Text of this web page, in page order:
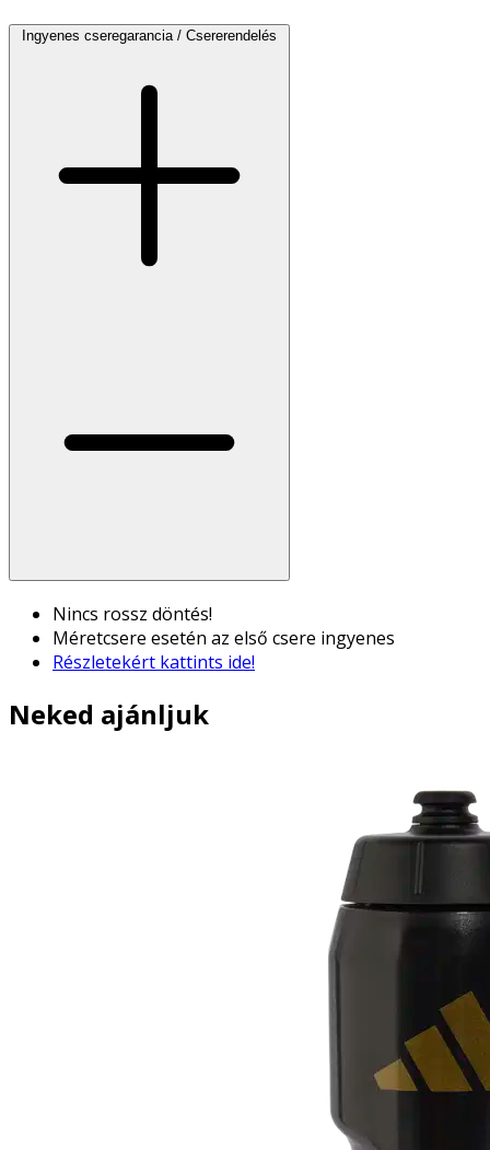
Ingyenes cseregarancia / Csererendelés
Nincs rossz döntés!
Méretcsere esetén az első csere ingyenes
Részletekért kattints ide!
Neked ajánljuk